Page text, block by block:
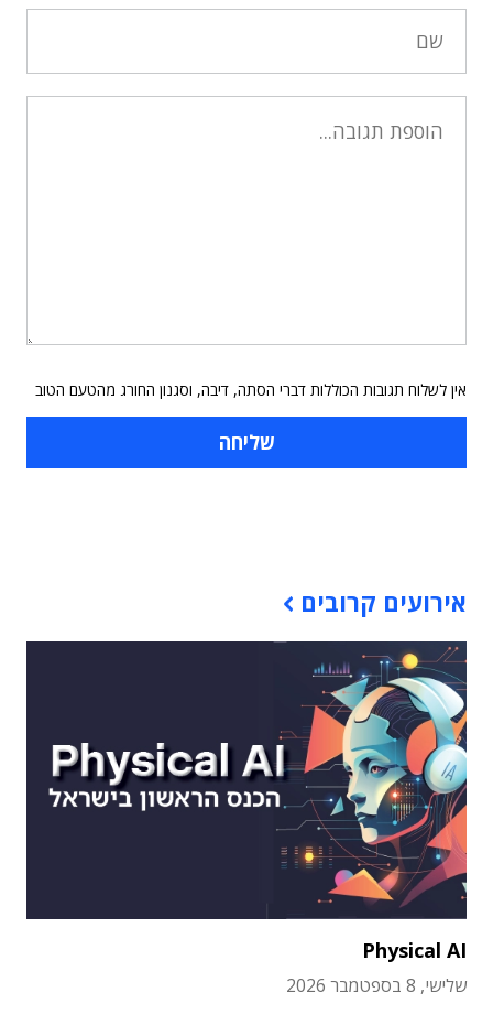
אין לשלוח תגובות הכוללות דברי הסתה, דיבה, וסגנון החורג מהטעם הטוב
אירועים קרובים
Physical AI
שלישי, 8 בספטמבר 2026